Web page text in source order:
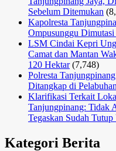
Sebelum Ditemukan
Kapolresta
Ompusunggu
LSM Cindai Kepri
Camat dan Mantan
120 Hektar (7,748)
Polresta
Ditangkap di
Klarifikasi Terkait
Tanjungpinang: Tidak
Tegaskan Sudah Tutup
Kategori Berita